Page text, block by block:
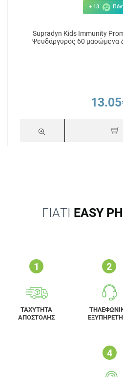
+ 13
Supradyn Kids Immunity
Ψευδάργυρος 60 μασώμενα
ΓΙΑΤΙ EASY
ΤΑΧΥΤΗΤΑ
ΑΠΟΣΤΟΛΗΣ